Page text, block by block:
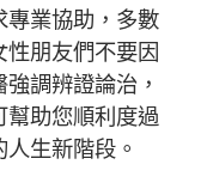
業協助，多數
朋友們不要因
調辨證論治，
助您順利度過
生新階段。